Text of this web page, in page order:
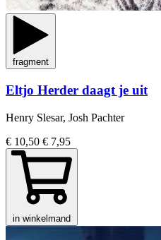
fragment
Eltjo Herder daagt je uit
Henry Slesar, Josh Pachter
€ 10,50 € 7,95
in winkelmand